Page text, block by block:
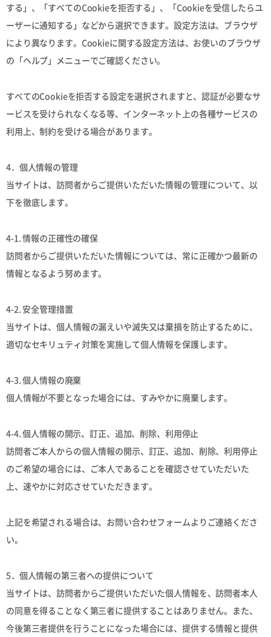
する」、「すべてのCookieを拒否する」、「Cookieを受信したらユ
ーザーに通知する」などから選択できます。設定方法は、ブラウザ
により異なります。Cookieに関する設定方法は、お使いのブラウザ
の「ヘルプ」メニューでご確認ください。
すべてのCookieを拒否する設定を選択されますと、認証が必要なサ
ービスを受けられなくなる等、インターネット上の各種サービスの
利用上、制約を受ける場合があります。
4．個人情報の管理
当サイトは、訪問者からご提供いただいた情報の管理について、以
下を徹底します。
4-1. 情報の正確性の確保
訪問者からご提供いただいた情報については、常に正確かつ最新の
情報となるよう努めます。
4-2. 安全管理措置
当サイトは、個人情報の漏えいや滅失又は棄損を防止するために、
適切なセキリュティ対策を実施して個人情報を保護します。
4-3. 個人情報の廃棄
個人情報が不要となった場合には、すみやかに廃棄します。
4-4. 個人情報の開示、訂正、追加、削除、利用停止
訪問者ご本人からの個人情報の開示、訂正、追加、削除、利用停止
のご希望の場合には、ご本人であることを確認させていただいた
上、速やかに対応させていただきます。
上記を希望される場合は、お問い合わせフォームよりご連絡くださ
い。
5．個人情報の第三者への提供について
当サイトは、訪問者からご提供いただいた個人情報を、訪問者本人
の同意を得ることなく第三者に提供することはありません。また、
今後第三者提供を行うことになった場合には、提供する情報と提供